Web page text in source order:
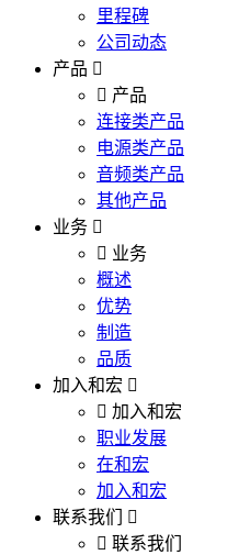
里程碑
公司动态
产品
产品
连接类产品
电源类产品
音频类产品
其他产品
业务
业务
概述
优势
制造
品质
加入和宏
加入和宏
职业发展
在和宏
加入和宏
联系我们
联系我们